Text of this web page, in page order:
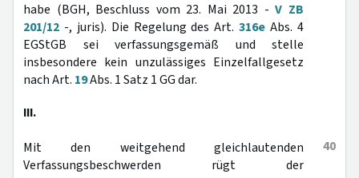
habe (BGH, Beschluss vom 23. Mai 2013 -V ZB
201/12 -, juris). Die Regelung des Art.316e Abs. 4
EGStGB sei verfassungsgemäß und stelle
insbesondere kein unzulässiges Einzelfallgesetz
nach Art. 19Abs. 1 Satz 1 GG dar.
III.
40
Mit den weitgehend gleichlautenden
Verfassungsbeschwerden rügt der